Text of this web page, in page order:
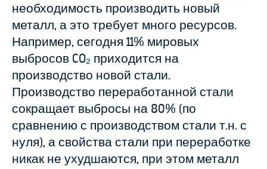
необходимость производить новый
металл, а это требует много ресурсов.
Например, сегодня 11% мировых
выбросов CO₂ приходится на
производство новой стали.
Производство переработанной стали
сокращает выбросы на 80% (по
сравнению с производством стали т.н. с
нуля), а свойства стали при переработке
никак не ухудшаются, при этом металл